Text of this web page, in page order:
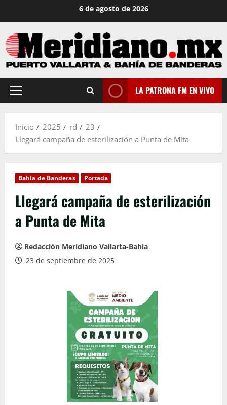
contenido
6 de agosto de 2026
Menú
LA PATRONA FM EN VIVO
Inicio 2025 rd
23
Llegará campaña de esterilización a Punta de Mita
Bahía de Banderas Portada
Llegará campaña de esterilización
a Punta de Mita
Redacción Meridiano Vallarta-Bahía
23 de septiembre de 2025